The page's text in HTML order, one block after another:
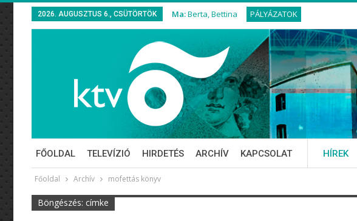
2026. AUGUSZTUS 6., CSÜTÖRTÖK Ma:Berta, Bettina PÁLYÁZATOK
FŐOLDAL TELEVÍZIÓ HIRDETÉS ARCHÍV KAPCSOLAT HÍREK
Főoldal Archív mofettás könyv
Böngészés: címke